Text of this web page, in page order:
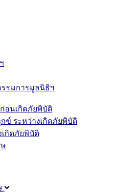
รมการมูลนิธิฯ
ก่อนเกิดภัยพิบัติ
ข์ ระหว่างเกิดภัยพิบัติ
กิดภัยพิบัติ